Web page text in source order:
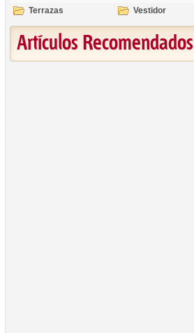
Terrazas
Vestidor
Artículos Recomendados